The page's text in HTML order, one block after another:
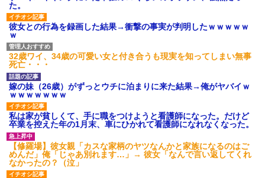
た。
彼女との行為を録画した結果→衝撃の事実が判明したｗｗｗｗｗ
ｗ
32歳ワイ、34歳の可愛い女と付き合うも現実を知ってしまい無事
死亡・・・
嫁の妹（26歳）がずっとウチに泊まりに来た結果→俺がヤバイｗ
ｗｗｗｗｗｗｗ
私は家が貧しくて、手に職をつけようと看護師になった。だけど
卒業を控えた年の1月末、車にひかれて看護師になれなくなった。
【修羅場】彼女親「カスな家柄のヤツなんかと家族になるのはご
めんだ」俺「じゃあ別れます…」→ 彼女「なんで言い返してくれ
なかったの？（泣」